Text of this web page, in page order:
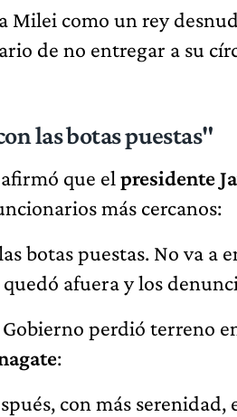
Milei como un rey
de no entregar a su
las botas puestas"
que el presidente
más cercanos:
botas puestas. No va a
afuera y los
perdió terreno
:
con más